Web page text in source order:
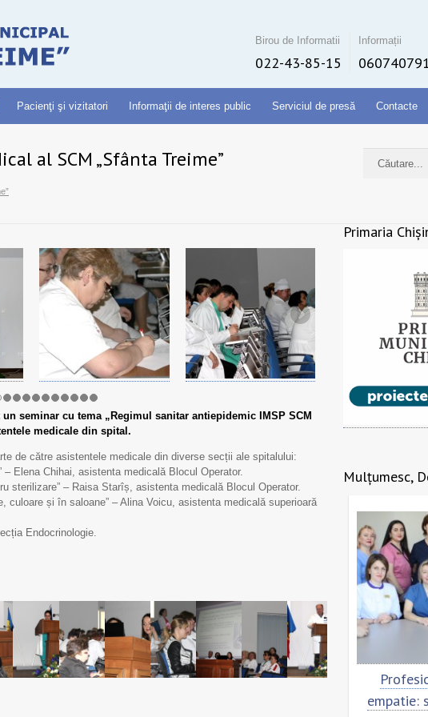
Birou de Informatii
022-43-85-15
Informații
060740791
Pacienţi şi vizitatori Informaţii de interes public Serviciul de presă Contacte
al SCM „Sfânta Treime”
seminar cu tema „Regimul sanitar antiepidemic IMSP SCM
medicale din spital.
de către asistentele medicale din diverse secții ale spitalului:
Elena Chihai, asistenta medicală Blocul Operator.
sterilizare” – Raisa Starîș, asistenta medicală Blocul Operator.
culoare și în saloane” – Alina Voicu, asistenta medicală superioară
Endocrinologie.
Primaria
Mulțumesc,
Scrisoare de mulțumire
Scrisoare de mulțumire
empatie: